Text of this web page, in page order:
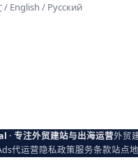
/ English / Русский
· 专注外贸建站与出海运营外贸
代运营隐私政策服务条款站点